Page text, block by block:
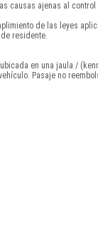
ajenas al control
de las leyes
residente.
en una jaula /
Pasaje no